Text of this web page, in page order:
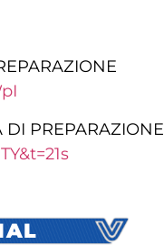
DI PREPARAZIONE